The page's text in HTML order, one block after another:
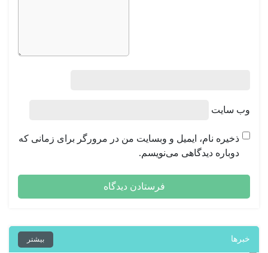
وب‌ سایت
ذخیره نام، ایمیل و وبسایت من در مرورگر برای زمانی که
دوباره دیدگاهی می‌نویسم.
خبرها بیشتر